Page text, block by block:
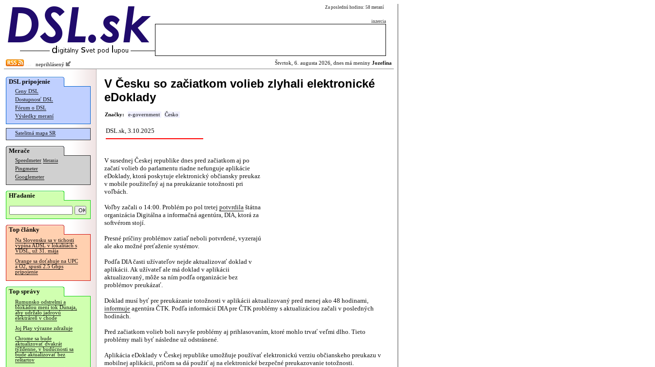
Za poslednú hodinu: 58 meraní
inzercia
neprihlásený Štvrtok, 6. augusta 2026, dnes má meniny Jozefína
DSL pripojenie
Ceny DSL
Dostupnosť DSL
Fórum o DSL
Výsledky meraní
Satelitná mapa SR
Merače
Speedmeter Merania
Pingmeter
Googlemeter
Hľadanie
Top články
Na Slovensku sa v tichosti
vypína ADSL v lokalitách s
VDSL, už 31. mája
Orange sa doťahuje na UPC
a O2, spustí 2.5 Gbps
pripojenie
Top správy
Rumunsko odstrelmi a
blokádou mení tok Dunaja,
aby udržalo jadrovú
elektráreň v chode
Joj Play výrazne zdražuje
Chrome sa bude
aktualizovať dvakrát
týždenne, v budúcnosti sa
bude aktualizovať bez
reštartov
V Česku so začiatkom volieb zlyhali elektronické
eDoklady
Značky: e-government Česko
DSL.sk, 3.10.2025
V susednej Českej republike dnes pred začiatkom aj po
začatí volieb do parlamentu riadne nefunguje aplikácie
eDoklady, ktorá poskytuje elektronický občiansky preukaz
v mobile použiteľný aj na preukázanie totožnosti pri
voľbách.
Voľby začali o 14:00. Problém po pol tretej potvrdila štátna
organizácia Digitálna a informačná agentúra, DIA, ktorá za
softvérom stojí.
Presné príčiny problémov zatiaľ neboli potvrdené, vyzerajú
ale ako možné preťaženie systémov.
Podľa DIA časti užívateľov nejde aktualizovať doklad v
aplikácii. Ak užívateľ ale má doklad v aplikácii
aktualizovaný, môže sa ním podľa organizácie bez
problémov preukázať.
Doklad musí byť pre preukázanie totožnosti v aplikácii aktualizovaný pred menej ako 48 hodinami,
informuje agentúra ČTK. Podľa informácií DIA pre ČTK problémy s aktualizáciou začali v posledných
hodinách.
Pred začiatkom volieb boli navyše problémy aj prihlasovaním, ktoré mohlo trvať veľmi dlho. Tieto
problémy mali byť následne už odstránené.
Aplikácia eDoklady v Českej republike umožňuje používať elektronickú verziu občianskeho preukazu v
mobilnej aplikácii, pričom sa dá použiť aj na elektronické bezpečné preukazovanie totožnosti.